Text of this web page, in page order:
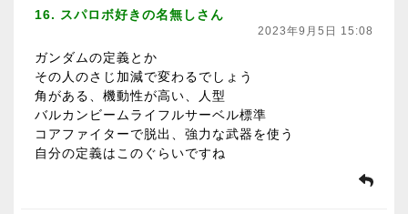
16. スパロボ好きの名無しさん
2023年9月5日 15:08
ガンダムの定義とか
その人のさじ加減で変わるでしょう
角がある、機動性が高い、人型
バルカンビームライフルサーベル標準
コアファイターで脱出、強力な武器を使う
自分の定義はこのぐらいですね